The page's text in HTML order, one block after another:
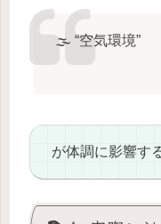
🌫️ “空気環境”
が体調に影響す